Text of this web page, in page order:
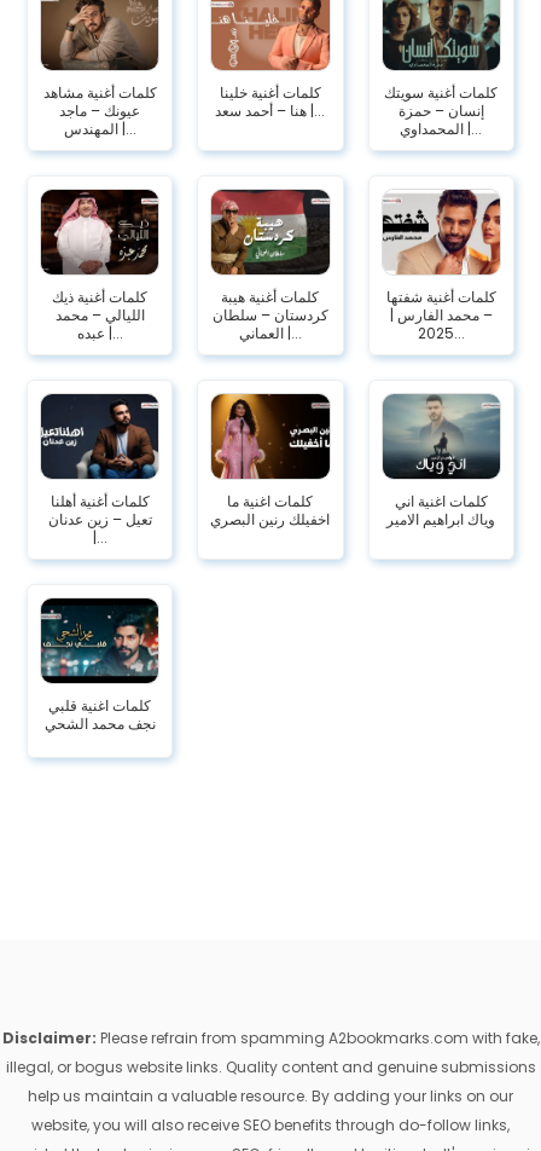
كلمات أغنية مشاهد
عيونك – ماجد
المهندس |...
كلمات أغنية خلينا
هنا – أحمد سعد |...
كلمات أغنية سويتك
إنسان – حمزة
المحمداوي |...
كلمات أغنية ذيك
الليالي – محمد
عبده |...
كلمات أغنية هيبة
كردستان – سلطان
العماني |...
كلمات أغنية شفتها
– محمد الفارس |
2025...
كلمات أغنية أهلنا
تعيل – زين عدنان
|...
كلمات اغنية ما
اخفيلك رنين البصري
كلمات اغنية اني
وياك ابراهيم الامير
كلمات اغنية قلبي
نجف محمد الشحي
Disclaimer: Please refrain from spamming A2bookmarks.com with fake,
illegal, or bogus website links. Quality content and genuine submissions
help us maintain a valuable resource. By adding your links on our
website, you will also receive SEO benefits through do-follow links,